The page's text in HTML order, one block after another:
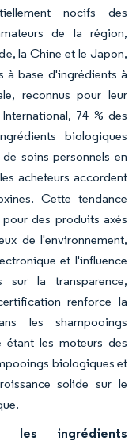
nocifs des
de la région,
la Chine et le Japon,
à base d'ingrédients à
reconnus pour leur
74 % des
biologiques
soins personnels en
acheteurs accordent
Cette tendance
des produits axés
de l'environnement,
et l'influence
sur la transparence,
renforce la
les shampooings
les moteurs des
biologiques et
solide sur le
les ingrédients